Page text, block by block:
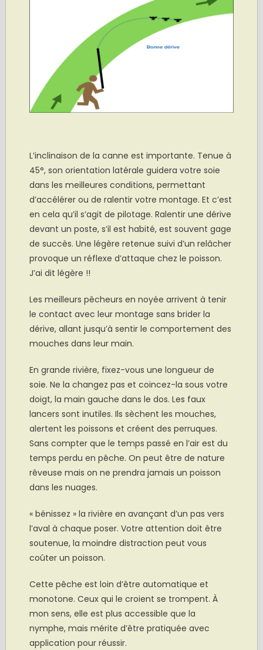
L’inclinaison de la canne est importante. Tenue à
45°, son orientation latérale guidera votre soie
dans les meilleures conditions, permettant
d’accélérer ou de ralentir votre montage. Et c’est
en cela qu’il s’agit de pilotage. Ralentir une dérive
devant un poste, s’il est habité, est souvent gage
de succès. Une légère retenue suivi d’un relâcher
provoque un réflexe d’attaque chez le poisson.
J’ai dit légère !!
Les meilleurs pêcheurs en noyée arrivent à tenir
le contact avec leur montage sans brider la
dérive, allant jusqu’à sentir le comportement des
mouches dans leur main.
En grande rivière, fixez-vous une longueur de
soie. Ne la changez pas et coincez-la sous votre
doigt, la main gauche dans le dos. Les faux
lancers sont inutiles. Ils sèchent les mouches,
alertent les poissons et créent des perruques.
Sans compter que le temps passé en l’air est du
temps perdu en pêche. On peut être de nature
rêveuse mais on ne prendra jamais un poisson
dans les nuages.
« bénissez » la rivière en avançant d’un pas vers
l’aval à chaque poser. Votre attention doit être
soutenue, la moindre distraction peut vous
coûter un poisson.
Cette pêche est loin d’être automatique et
monotone. Ceux qui le croient se trompent. À
mon sens, elle est plus accessible que la
nymphe, mais mérite d’être pratiquée avec
application pour réussir.